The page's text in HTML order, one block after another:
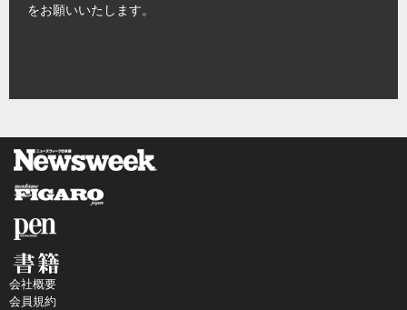
をお願いいたします。
会社概要
会員規約